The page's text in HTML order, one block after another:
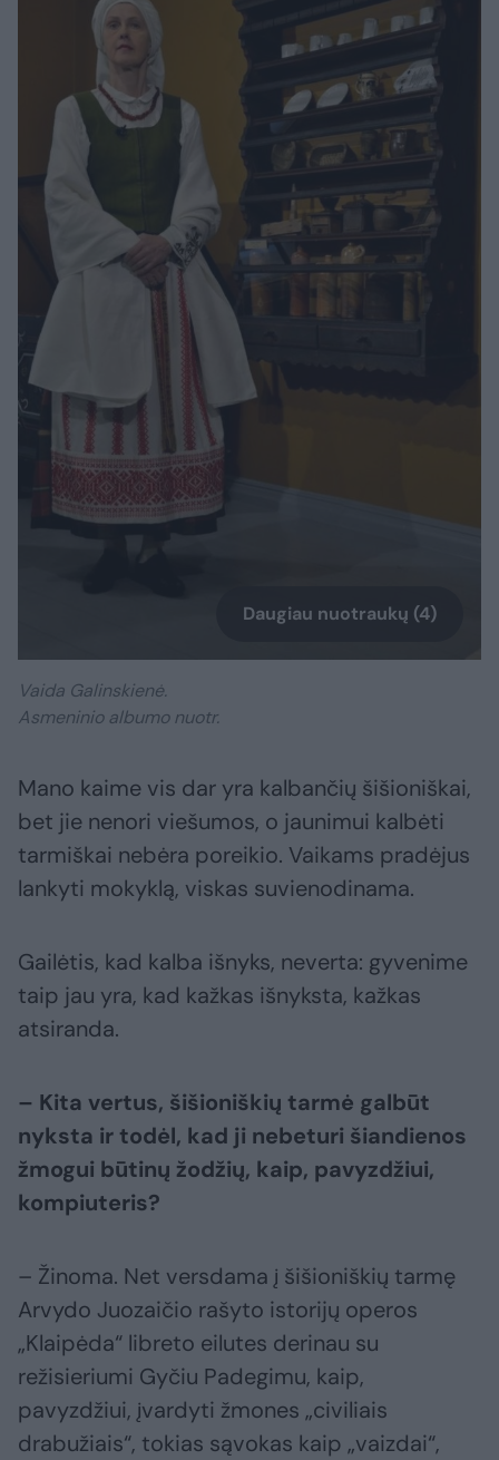
Daugiau nuotraukų (4)
Vaida Galinskienė.
Asmeninio albumo nuotr.
Mano kaime vis dar yra kalbančių šišioniškai,
bet jie nenori viešumos, o jaunimui kalbėti
tarmiškai nebėra poreikio. Vaikams pradėjus
lankyti mokyklą, viskas suvienodinama.
Gailėtis, kad kalba išnyks, neverta: gyvenime
taip jau yra, kad kažkas išnyksta, kažkas
atsiranda.
– Kita vertus, šišioniškių tarmė galbūt
nyksta ir todėl, kad ji nebeturi šiandienos
žmogui būtinų žodžių, kaip, pavyzdžiui,
kompiuteris?
– Žinoma. Net versdama į šišioniškių tarmę
Arvydo Juozaičio rašyto istorijų operos
„Klaipėda“ libreto eilutes derinau su
režisieriumi Gyčiu Padegimu, kaip,
pavyzdžiui, įvardyti žmones „civiliais
drabužiais“, tokias sąvokas kaip „vaizdai“,